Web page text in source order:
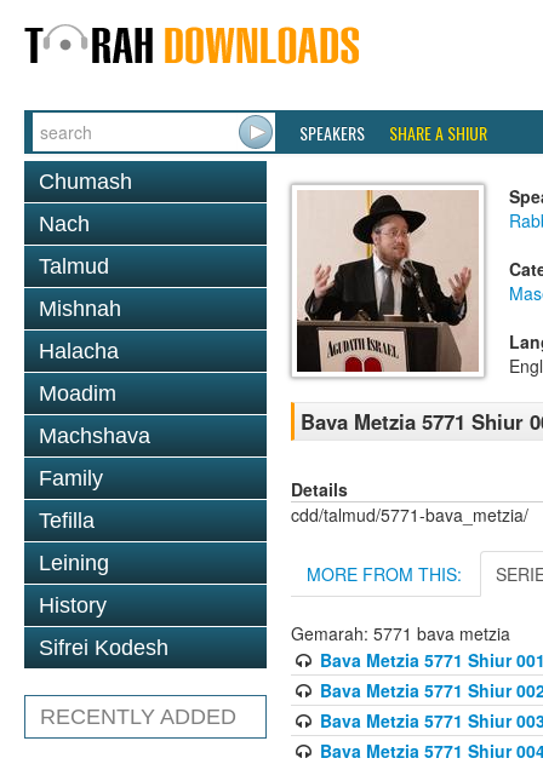
SPEAKERS SHARE A SHIUR
Chumash
Nach
Talmud
Mishnah
Halacha
Moadim
Machshava
Family
Tefilla
Leining
History
Sifrei Kodesh
RECENTLY ADDED
Bava Metzia 5771 Shiur
Details
cdd/talmud/5771-bava_metzia/
MORE FROM THIS:
Gemarah: 5771 bava metzia
Bava Metzia 5771 Shiur
Bava Metzia 5771 Shiur
Bava Metzia 5771 Shiur
Bava Metzia 5771 Shiur